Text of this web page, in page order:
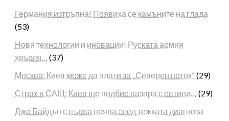
Германия изтръпна! Появиха се камъните на глада
(53)
Нови технологии и иновации! Руската армия
хвърля… (37)
Москва: Киев може да плати за „Северен поток“ (29)
Страх в САЩ: Киев ще подбие пазара с евтини… (29)
Джо Байдън с първа поява след тежката диагноза